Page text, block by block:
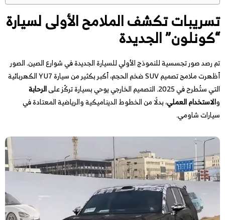
تسريبات تكشف الملامح الأولى لسيارة
“كونلون” الجديدة
تم رصد صور تجسسية للنموذج الأولي للسيارة الجديدة في شوارع الصين. الصور
أظهرت ملامح تصميم SUV ضخم الحجم، أكبر بكثير من سيارة YU7 الكهربائية
التي ستُطرح في 2025. التصميم الخارجي يوحي بسيارة تركّز على
الرحابة
والاستخدام العملي، بدلًا من الخطوط الديناميكية والرياضية المعتادة في
سيارات شاومي.